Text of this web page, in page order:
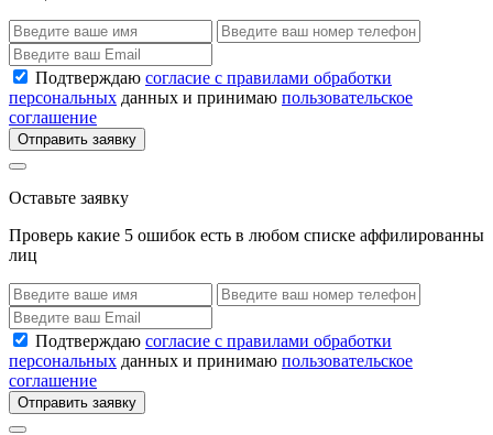
Подтверждаю согласие с правилами обработки
персональных данных и принимаю пользовательское
соглашение
Отправить заявку
Оставьте заявку
Проверь какие 5 ошибок есть в любом списке аффилированны
лиц
Подтверждаю согласие с правилами обработки
персональных данных и принимаю пользовательское
соглашение
Отправить заявку